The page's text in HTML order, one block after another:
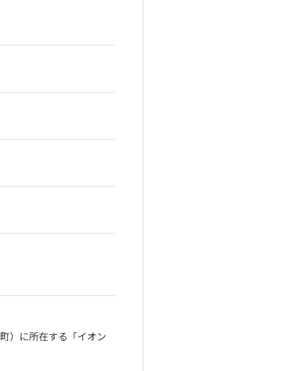
）に所在する「イオン